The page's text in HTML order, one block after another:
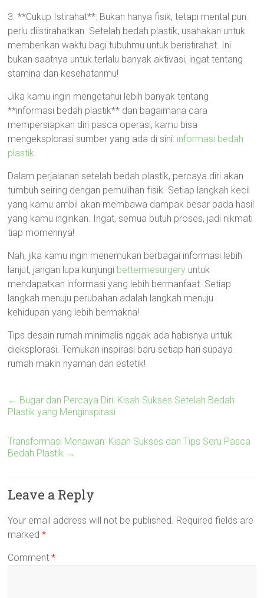
3. **Cukup Istirahat**: Bukan hanya fisik, tetapi mental pun
perlu diistirahatkan. Setelah bedah plastik, usahakan untuk
memberikan waktu bagi tubuhmu untuk beristirahat. Ini
bukan saatnya untuk terlalu banyak aktivasi, ingat tentang
stamina dan kesehatanmu!
Jika kamu ingin mengetahui lebih banyak tentang
**informasi bedah plastik** dan bagaimana cara
mempersiapkan diri pasca operasi, kamu bisa
mengeksplorasi sumber yang ada di sini: informasi bedah
plastik.
Dalam perjalanan setelah bedah plastik, percaya diri akan
tumbuh seiring dengan pemulihan fisik. Setiap langkah kecil
yang kamu ambil akan membawa dampak besar pada hasil
yang kamu inginkan. Ingat, semua butuh proses, jadi nikmati
tiap momennya!
Nah, jika kamu ingin menemukan berbagai informasi lebih
lanjut, jangan lupa kunjungi bettermesurgery untuk
mendapatkan informasi yang lebih bermanfaat. Setiap
langkah menuju perubahan adalah langkah menuju
kehidupan yang lebih bermakna!
Tips desain rumah minimalis nggak ada habisnya untuk
dieksplorasi. Temukan inspirasi baru setiap hari supaya
rumah makin nyaman dan estetik!
← Bugar dan Percaya Diri: Kisah Sukses Setelah Bedah
Plastik yang Menginspirasi
Transformasi Menawan: Kisah Sukses dan Tips Seru Pasca
Bedah Plastik →
Leave a Reply
Your email address will not be published. Required fields are
marked*
Comment*